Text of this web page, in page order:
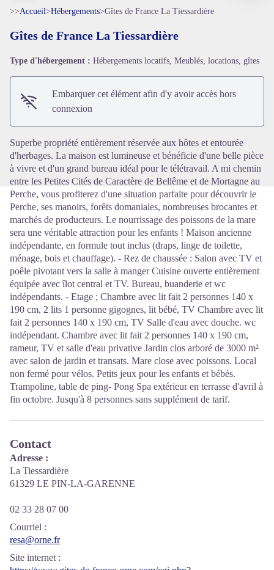
Voir l'image en plein écran
>>Accueil>Hébergements>Gîtes de France La Tiessardière
Gîtes de France La Tiessardière
Type d'hébergement : Hébergements locatifs, Meublés, locations, gîtes
Embarquer cet élément afin d'y avoir accès hors
connexion
Superbe propriété entièrement réservée aux hôtes et entourée
d'herbages. La maison est lumineuse et bénéficie d'une belle pièce
à vivre et d'un grand bureau idéal pour le télétravail. A mi chemin
entre les Petites Cités de Caractère de Bellême et de Mortagne au
Perche, vous profiterez d'une situation parfaite pour découvrir le
Perche, ses manoirs, forêts domaniales, nombreuses brocantes et
marchés de producteurs. Le nourrissage des poissons de la mare
sera une véritable attraction pour les enfants ! Maison ancienne
indépendante, en formule tout inclus (draps, linge de toilette,
ménage, bois et chauffage). - Rez de chaussée : Salon avec TV et
poêle pivotant vers la salle à manger Cuisine ouverte entièrement
équipée avec îlot central et TV. Bureau, buanderie et wc
indépendants. - Etage ; Chambre avec lit fait 2 personnes 140 x
190 cm, 2 lits 1 personne gigognes, lit bébé, TV Chambre avec lit
fait 2 personnes 140 x 190 cm, TV Salle d'eau avec douche. wc
indépendant. Chambre avec lit fait 2 personnes 140 x 190 cm,
rameur, TV et salle d'eau privative Jardin clos arboré de 3000 m²
avec salon de jardin et transats. Mare close avec poissons. Local
non fermé pour vélos. Petits jeux pour les enfants et bébés.
Trampoline, table de ping- Pong Spa extérieur en terrasse d'avril à
fin octobre. Jusqu'à 8 personnes sans supplément de tarif.
Contact
Adresse :
La Tiessardière
61329 LE PIN-LA-GARENNE
02 33 28 07 00
Courriel :
resa@orne.fr
Site internet :